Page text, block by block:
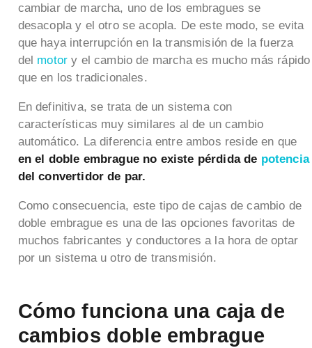
cambiar de marcha, uno de los embragues se
desacopla y el otro se acopla. De este modo, se evita
que haya interrupción en la transmisión de la fuerza
del motory el cambio de marcha es mucho más rápido
que en los tradicionales.
En definitiva, se trata de un sistema con
características muy similares al de un cambio
automático. La diferencia entre ambos reside en que
en el doble embrague no existe pérdida de potencia
del convertidor de par.
Como consecuencia, este tipo de cajas de cambio de
doble embrague es una de las opciones favoritas de
muchos fabricantes y conductores a la hora de optar
por un sistema u otro de transmisión.
Cómo funciona una caja de
cambios doble embrague